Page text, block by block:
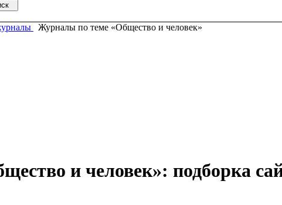
Журналы по теме «Общество и человек»
и человек»: подборка